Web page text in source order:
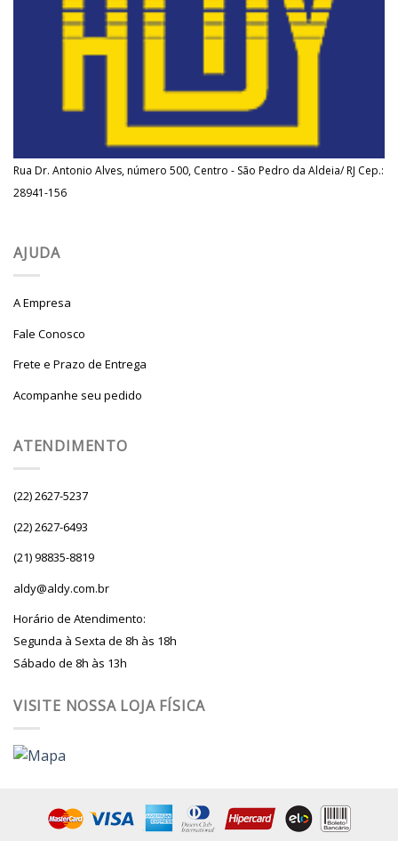
Rua Dr. Antonio Alves, número 500, Centro - São Pedro da Aldeia/ RJ Cep.:
28941-156
AJUDA
A Empresa
Fale Conosco
Frete e Prazo de Entrega
Acompanhe seu pedido
ATENDIMENTO
(22) 2627-5237
(22) 2627-6493
(21) 98835-8819
aldy@aldy.com.br
Horário de Atendimento:
Segunda à Sexta de 8h às 18h
Sábado de 8h às 13h
VISITE NOSSA LOJA FÍSICA